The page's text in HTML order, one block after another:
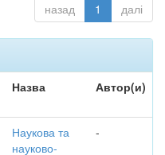
назад 1 далі
Назва Автор(и)
Наукова та
науково-
-